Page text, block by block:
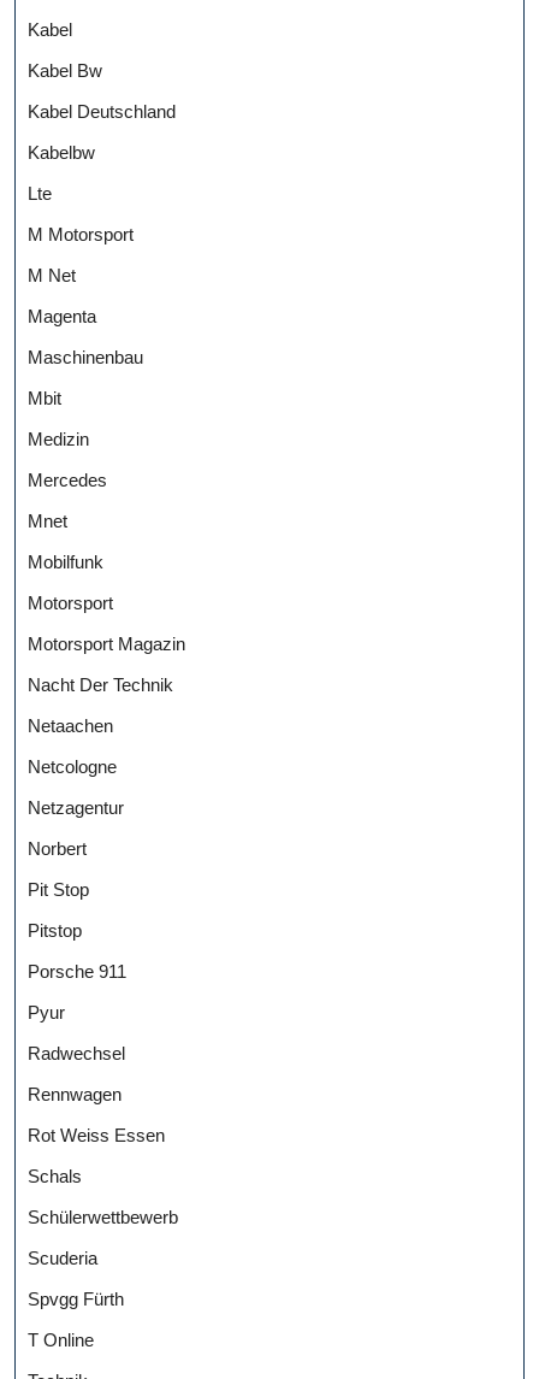
Kabel
Kabel Bw
Kabel Deutschland
Kabelbw
Lte
M Motorsport
M Net
Magenta
Maschinenbau
Mbit
Medizin
Mercedes
Mnet
Mobilfunk
Motorsport
Motorsport Magazin
Nacht Der Technik
Netaachen
Netcologne
Netzagentur
Norbert
Pit Stop
Pitstop
Porsche 911
Pyur
Radwechsel
Rennwagen
Rot Weiss Essen
Schals
Schülerwettbewerb
Scuderia
Spvgg Fürth
T Online